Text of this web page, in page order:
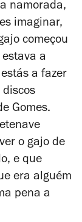
namorada,
imaginar,
começou
a
a fazer
discos
Gomes.
o gajo de
e que
era alguém
pena a